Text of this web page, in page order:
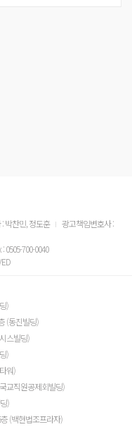
박찬민, 정도훈
광고책임변호사 :
: 0505-700-0040
)
(동진빌딩)
스빌딩)
)
워)
교직원공제회빌딩)
)
(백현법조프라자)